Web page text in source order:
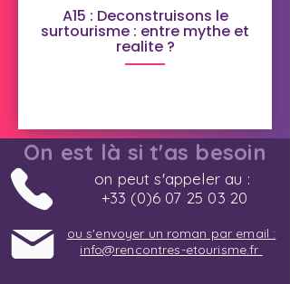
A15 : Deconstruisons le
surtourisme : entre mythe et
realite ?
On est là si t'as besoin
on peut s'appeler au :
+33 (0)6 07 25 03 20
ou s'envoyer un roman par email :
info@rencontres-etourisme.fr